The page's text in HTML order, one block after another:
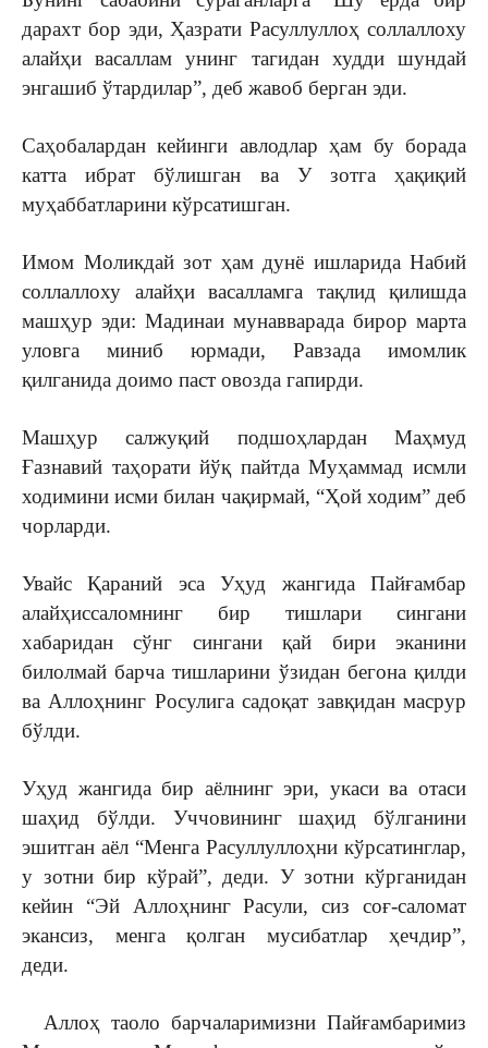
дарахт бор эди, Ҳазрати Расуллуллоҳ соллаллоху
алайҳи васаллам унинг тагидан худди шундай
энгашиб ўтардилар”, деб жавоб берган эди.
Саҳобалардан кейинги авлодлар ҳам бу борада
катта ибрат бўлишган ва У зотга ҳақиқий
муҳаббатларини кўрсатишган.
Имом Моликдай зот ҳам дунё ишларида Набий
соллаллоху алайҳи васалламга тақлид қилишда
машҳур эди: Мадинаи мунавварада бирор марта
уловга миниб юрмади, Равзада имомлик
қилганида доимо паст овозда гапирди.
Машҳур салжуқий подшоҳлардан Маҳмуд
Ғазнавий таҳорати йўқ пайтда Муҳаммад исмли
ходимини исми билан чақирмай, “Ҳой ходим” деб
чорларди.
Увайс Қараний эса Уҳуд жангида Пайғамбар
алайҳиссаломнинг бир тишлари сингани
хабаридан сўнг сингани қай бири эканини
билолмай барча тишларини ўзидан бегона қилди
ва Аллоҳнинг Росулига садоқат завқидан масрур
бўлди.
Уҳуд жангида бир аёлнинг эри, укаси ва отаси
шаҳид бўлди. Уччовининг шаҳид бўлганини
эшитган аёл “Менга Расуллуллоҳни кўрсатинглар,
у зотни бир кўрай”, деди. У зотни кўрганидан
кейин “Эй Аллоҳнинг Расули, сиз соғ-саломат
экансиз, менга қолган мусибатлар ҳечдир”,
деди.
Аллоҳ таоло барчаларимизни Пайғамбаримиз